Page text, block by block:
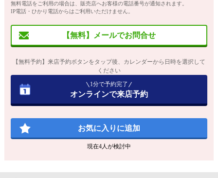
無料電話をご利用の場合は、販売店へお客様の電話番号が通知されます。
IP電話・ひかり電話からはご利用いただけません。
【無料】メールでお問合せ
【無料予約】来店予約ボタンをタップ後、カレンダーから日時を選択して
ください
1分で予約完了
オンラインで来店予約
お気に入りに追加
現在4人が検討中